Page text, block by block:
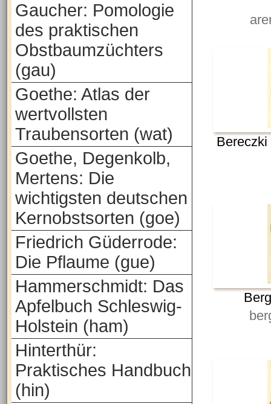
Gaucher: Pomologie
des praktischen
Obstbaumzüchters
(gau)
Goethe: Atlas der
wertvollsten
Traubensorten (wat)
Goethe, Degenkolb,
Mertens: Die
wichtigsten deutschen
Kernobstsorten (goe)
Friedrich Güderrode:
Die Pflaume (gue)
Hammerschmidt: Das
Apfelbuch Schleswig-
Holstein (ham)
Hinterthür:
Praktisches Handbuch
(hin)